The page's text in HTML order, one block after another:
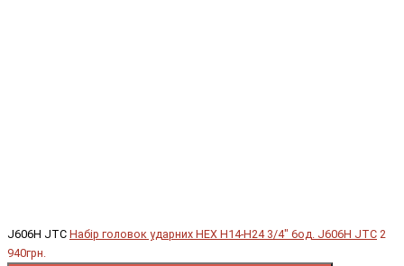
J606H JTC Набір головок ударних HEX H14-H24 3/4" 6од. J606H JTC 2
940грн.